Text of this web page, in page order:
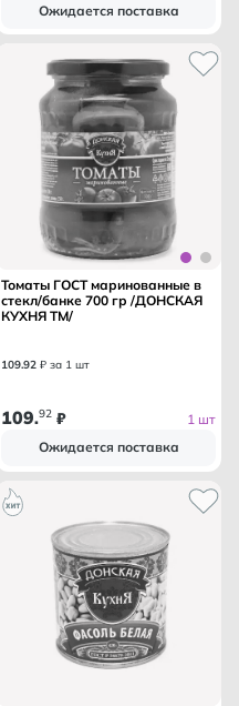
Ожидается поставка
Томаты ГОСТ маринованные в
стекл/банке 700 гр /ДОНСКАЯ
КУХНЯ ТМ/
109.92 ₽ за 1 шт
109.92 ₽
1 шт
Ожидается поставка